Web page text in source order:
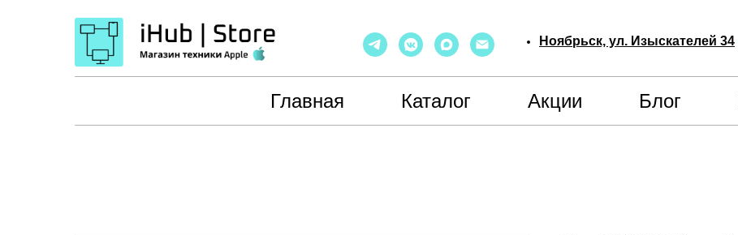
Ноябрьск, ул. Изыскателей 34
Главная Каталог Акции Блог